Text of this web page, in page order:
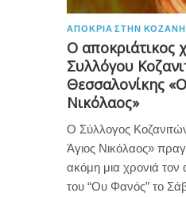
ΑΠΟΚΡΙΆ ΣΤΗΝ ΚΟΖΆΝΗ
Ο αποκριάτικος
Συλλόγου
Θεσσαλονίκης
Νικόλαος»
Ο Σύλλογος
Άγιος Νικόλαος»
ακόμη μια χρονιά τον
του “Ου Φανός” το